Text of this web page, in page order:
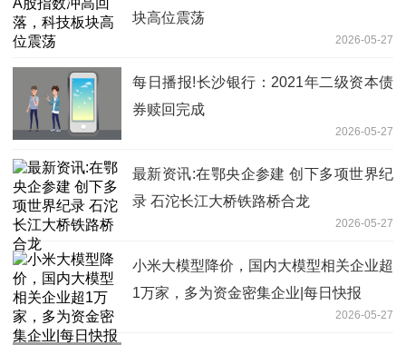
块高位震荡
2026-05-27
每日播报!长沙银行：2021年二级资本债
券赎回完成
2026-05-27
最新资讯:在鄂央企参建 创下多项世界纪
录 石沱长江大桥铁路桥合龙
2026-05-27
小米大模型降价，国内大模型相关企业超
1万家，多为资金密集企业|每日快报
2026-05-27